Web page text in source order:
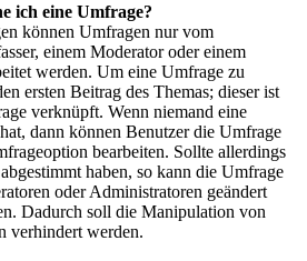
ich eine Umfrage?
können Umfragen nur vom
einem Moderator oder einem
werden. Um eine Umfrage zu
ersten Beitrag des Themas; dieser ist
verknüpft. Wenn niemand eine
dann können Benutzer die Umfrage
bearbeiten. Sollte allerdings
haben, so kann die Umfrage
oder Administratoren geändert
Dadurch soll die Manipulation von
verhindert werden.